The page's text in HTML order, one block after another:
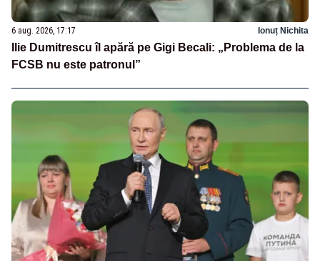
6 aug. 2026, 17:17 Ionuț Nichita
Ilie Dumitrescu îl apără pe Gigi Becali: „Problema de la
FCSB nu este patronul”